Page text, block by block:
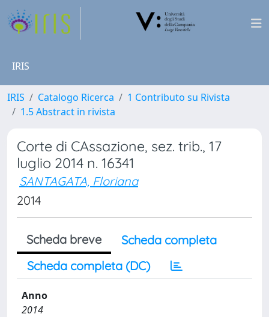
IRIS
IRIS Catalogo Ricerca
1 Contributo su Rivista
1.5 Abstract in rivista
Corte di CAssazione, sez. trib., 17
luglio 2014 n. 16341
SANTAGATA, Floriana
2014
Scheda breve
Scheda completa
Scheda completa (DC)
Anno
2014